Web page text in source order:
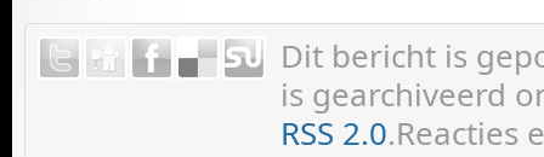
Dit bericht is
is gearchiveerd
RSS 2.0.Reacties